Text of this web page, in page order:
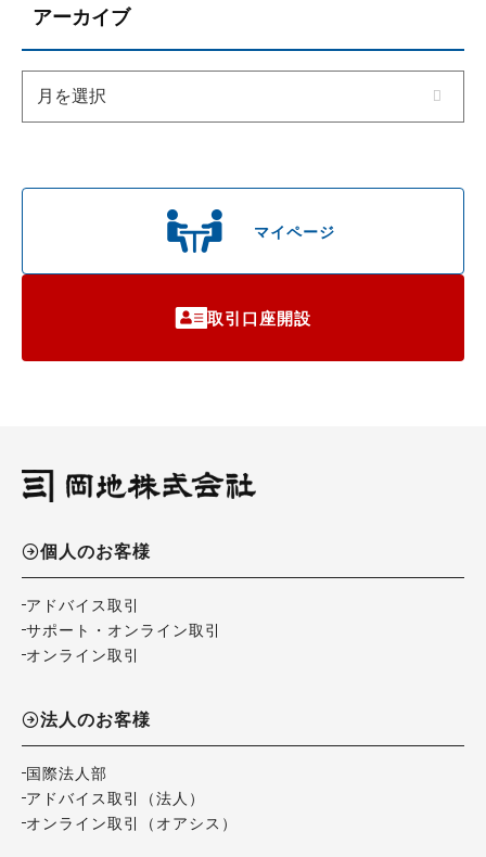
マイページ
取引口座開設
アーカイブ
個人のお客様
アドバイス取引
サポート・オンライン取引
オンライン取引
法人のお客様
国際法人部
アドバイス取引（法人）
オンライン取引（オアシス）